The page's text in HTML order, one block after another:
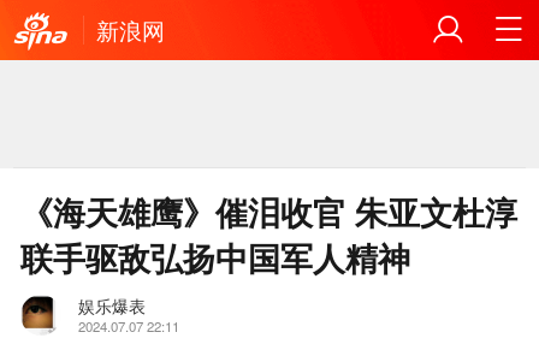
新浪网
《海天雄鹰》催泪收官 朱亚文杜淳
联手驱敌弘扬中国军人精神
娱乐爆表
2024.07.07 22:11